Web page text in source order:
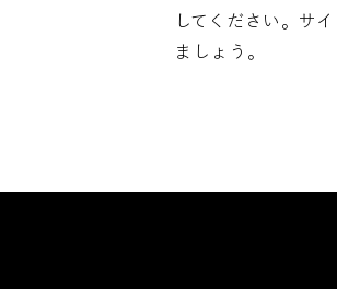
してください。サ
ましょう。